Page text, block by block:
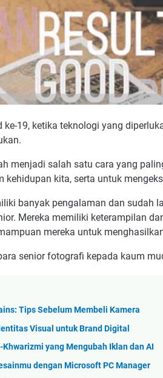
ke-19, ketika teknologi yang
menjadi salah satu cara yang
kehidupan kita, serta untuk
banyak pengalaman dan sudah
Mereka memiliki keterampilan
mereka untuk
senior fotografi kepada kaum
Tips Sebelum Membeli Kamera
Visual untuk Brand Digital
yang Mengubah Iklan dan AI
dengan Microsoft PC Manager